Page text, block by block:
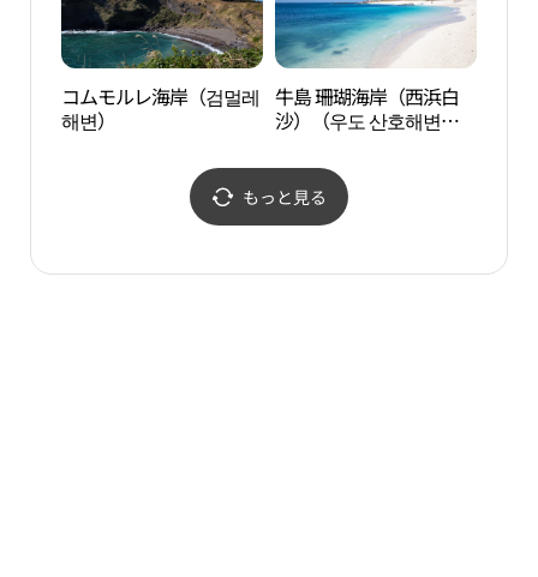
コムモルレ海岸（검멀레
해변）
牛島 珊瑚海岸（西浜白
沙）（우도 산호해변
もっと見る